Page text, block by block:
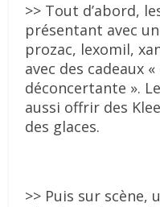
>> Tout d’abord,
présentant avec
prozac, lexomil,
avec des cadeaux
déconcertante ».
aussi offrir des
des glaces.
>> Puis sur scène,